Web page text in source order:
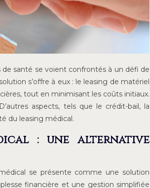
santé se voient confrontés à un défi de
s’offre à eux : le leasing de matériel
tout en minimisant les coûts initiaux.
aspects, tels que le crédit-bail, la
du leasing médical.
: une alternative
se présente comme une solution
financière et une gestion simplifiée